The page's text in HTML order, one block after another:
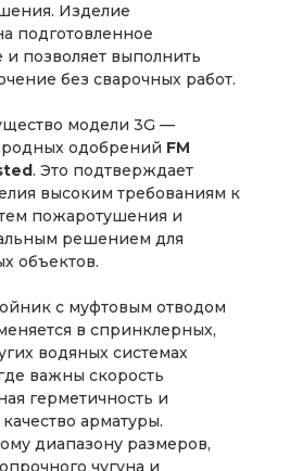
Изделие
подготовленное
и позволяет выполнить
без сварочных работ.
модели 3G —
одобрений FM
. Это подтверждает
высоким требованиям к
пожаротушения и
решением для
объектов.
с муфтовым отводом
в спринклерных,
водяных системах
важны скорость
герметичность и
арматуры.
диапазону размеров,